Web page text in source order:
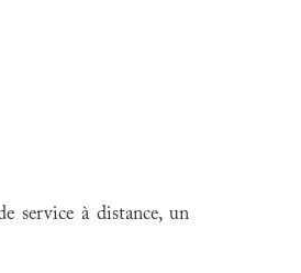
service à distance, un